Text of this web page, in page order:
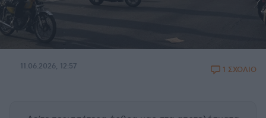
11.06.2026, 12:57 1 ΣΧΟΛΙΟ